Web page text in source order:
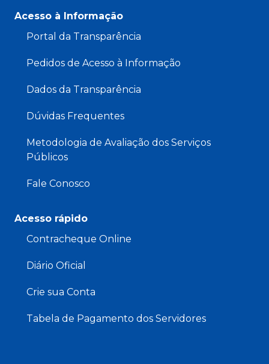
Acesso à Informação
Portal da Transparência
Pedidos de Acesso à Informação
Dados da Transparência
Dúvidas Frequentes
Metodologia de Avaliação dos Serviços
Públicos
Fale Conosco
Acesso rápido
Contracheque Online
Diário Oficial
Crie sua Conta
Tabela de Pagamento dos Servidores